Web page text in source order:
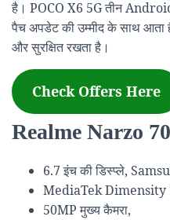
है। POCO X6 5G तीन
पैच अपडेट की उम्मीद के साथ आता
और सुरक्षित रखता है।
Check Offers Here
Realme Narzo
6.7 इंच की डिस्प्ले,
MediaTek Dimensity
50MP मुख्य कैमरा,